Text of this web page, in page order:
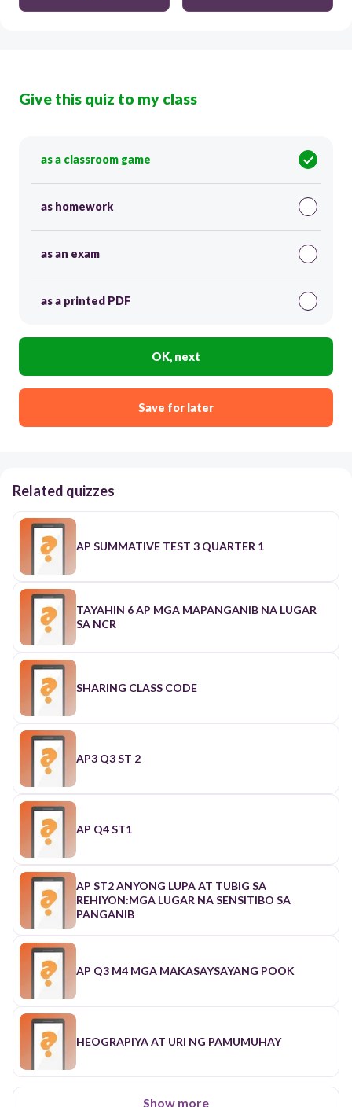
Give this quiz to my class
as a classroom game
as homework
as an exam
as a printed PDF
OK, next
Save for later
Related quizzes
AP SUMMATIVE TEST 3 QUARTER 1
TAYAHIN 6 AP MGA MAPANGANIB NA LUGAR
SA NCR
SHARING CLASS CODE
AP3 Q3 ST 2
AP Q4 ST1
AP ST2 ANYONG LUPA AT TUBIG SA
REHIYON:MGA LUGAR NA SENSITIBO SA
PANGANIB
AP Q3 M4 MGA MAKASAYSAYANG POOK
HEOGRAPIYA AT URI NG PAMUMUHAY
Show more